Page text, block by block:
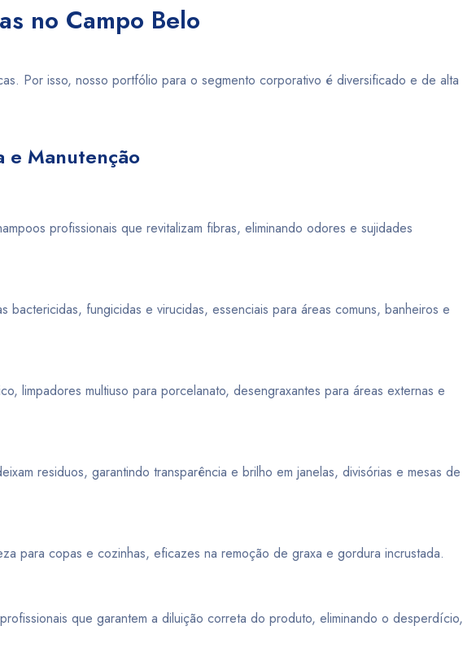
no Campo Belo
Por isso, nosso portfólio para o segmento corporativo é diversificado e de alta
e Manutenção
profissionais que revitalizam fibras, eliminando odores e sujidades
bactericidas, fungicidas e virucidas, essenciais para áreas comuns, banheiros e
limpadores multiuso para porcelanato, desengraxantes para áreas externas e
residuos, garantindo transparência e brilho em janelas, divisórias e mesas de
para copas e cozinhas, eficazes na remoção de graxa e gordura incrustada.
que garantem a diluição correta do produto, eliminando o desperdício,